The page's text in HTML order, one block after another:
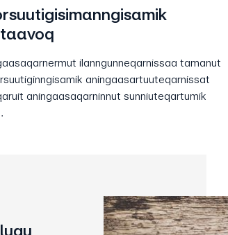
ilanngunneqarnissaa tamanut
aningaasartuuteqarnissat
aningaasaqarninnut sunniuteqartumik